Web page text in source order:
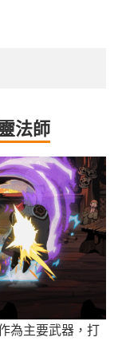
法師
為主要武器，打